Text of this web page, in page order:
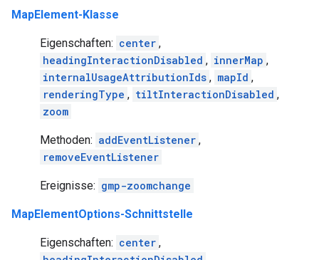
MapElement-Klasse
Eigenschaften: center ,
headingInteractionDisabled , innerMap ,
internalUsageAttributionIds , mapId ,
renderingType , tiltInteractionDisabled ,
zoom
Methoden: addEventListener ,
removeEventListener
Ereignisse: gmp-zoomchange
MapElementOptions-Schnittstelle
Eigenschaften: center ,